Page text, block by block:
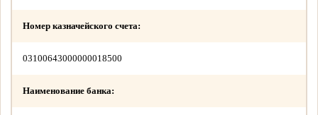
Номер казначейского счета:
03100643000000018500
Наименование банка: